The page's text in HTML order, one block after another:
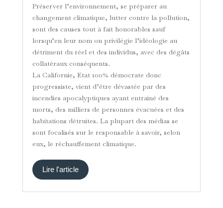
Préserver l’environnement, se préparer au
changement climatique, lutter contre la pollution,
sont des causes tout à fait honorables sauf
lorsqu’en leur nom on privilégie l’idéologie au
détriment du réel et des individus, avec des dégâts
collatéraux conséquents.
La Californie, Etat 100% démocrate donc
progressiste, vient d’être dévastée par des
incendies apocalyptiques ayant entrainé des
morts, des milliers de personnes évacuées et des
habitations détruites. La plupart des médias se
sont focalisés sur le responsable à savoir, selon
eux, le réchauffement climatique.
Lire l'article